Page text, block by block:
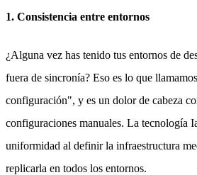
1. Consistencia entre entornos
¿Alguna vez has tenido tus entornos de
fuera de sincronía? Eso es lo que
configuración", y es un dolor de cabeza
configuraciones manuales. La tecnología
uniformidad al definir la infraestructura
replicarla en todos los entornos.